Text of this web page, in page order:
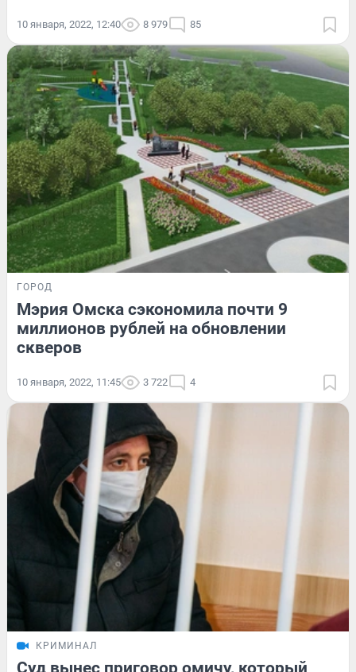
10 января, 2022, 12:40 8 979 85
ГОРОД
Мэрия Омска сэкономила почти 9
миллионов рублей на обновлении
скверов
10 января, 2022, 11:45 3 722 4
КРИМИНАЛ
Суд вынес приговор омичу, который